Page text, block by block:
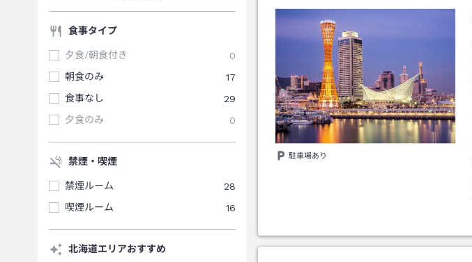
食事タイプ
夕食/朝食付き
0
朝食のみ
17
食事なし
29
夕食のみ
0
禁煙・喫煙
禁煙ルーム
28
喫煙ルーム
16
北海道エリアおすすめ
駐車場あり